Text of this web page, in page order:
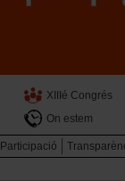
XIIIé Congrés
On estem
Participació